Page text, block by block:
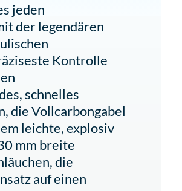
jeden
der legendären
Kontrolle
schnelles
die Vollcarbongabel
leichte, explosiv
mm breite
die
auf einen